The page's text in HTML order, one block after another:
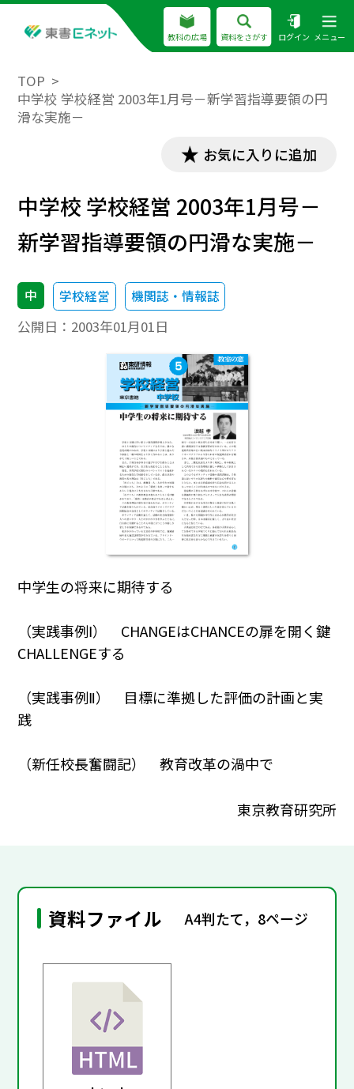
教科の広場 資料をさがす ログイン メニュー
TOP
中学校 学校経営 2003年1月号－新学習指導要領の円
滑な実施－
お気に入りに追加
中学校 学校経営 2003年1月号－
新学習指導要領の円滑な実施－
中 学校経営 機関誌・情報誌
公開日： 2003年01月01日
中学生の将来に期待する
（実践事例Ⅰ） CHANGEはCHANCEの扉を開く鍵
CHALLENGEする
（実践事例Ⅱ） 目標に準拠した評価の計画と実
践
（新任校長奮闘記） 教育改革の渦中で
東京教育研究所
資料ファイル A4判たて，8ページ